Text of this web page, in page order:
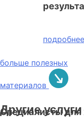
подробнее
больше полезных
материалов
Другие услуги
Специалисты